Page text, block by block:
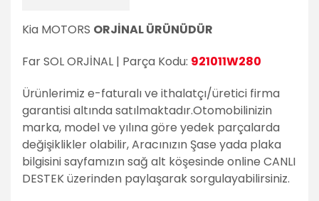
Kia MOTORS ORJİNAL ÜRÜNÜDÜR
Far SOL ORJİNAL | Parça Kodu: 921011W280
Ürünlerimiz e-faturalı ve ithalatçı/üretici firma
garantisi altında satılmaktadır.Otomobilinizin
marka, model ve yılına göre yedek parçalarda
değişiklikler olabilir,Aracınızın Şase yada plaka
bilgisini sayfamızın sağ alt köşesinde online CANLI
DESTEK üzerinden paylaşarak sorgulayabilirsiniz.